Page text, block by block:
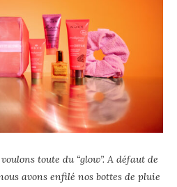
toute du “glow”. A défaut de
avons enfilé nos bottes de pluie